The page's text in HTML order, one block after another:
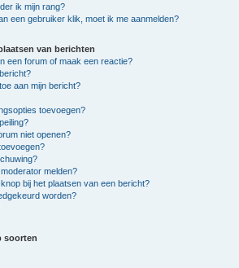
ik mijn rang?
een gebruiker klik, moet ik me aanmelden?
van berichten
een forum of maak een reactie?
aan mijn bericht?
toevoegen?
niet openen?
melden?
bij het plaatsen van een bericht?
worden?
soorten